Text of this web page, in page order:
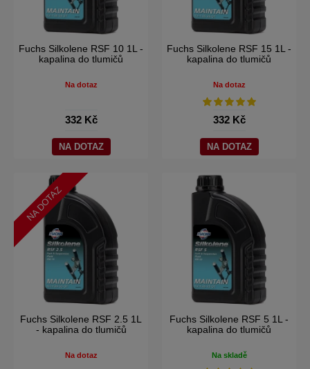
Fuchs Silkolene RSF 10 1L -
kapalina do tlumičů
Na dotaz
332 Kč
NA DOTAZ
Fuchs Silkolene RSF 15 1L -
kapalina do tlumičů
Na dotaz
332 Kč
NA DOTAZ
NA DOTAZ
Fuchs Silkolene RSF 2.5 1L
- kapalina do tlumičů
Na dotaz
Fuchs Silkolene RSF 5 1L -
kapalina do tlumičů
Na skladě